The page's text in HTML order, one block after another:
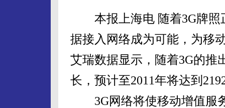
本报上海电 随着3G牌照
据接入网络成为可能，为移
艾瑞数据显示，随着3G的推
长，预计至2011年将达到
3G网络将使移动增值服